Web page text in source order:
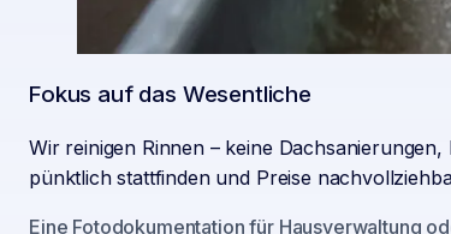
Fokus auf das Wesentliche
Wir reinigen Rinnen – keine
pünktlich stattfinden und Preise
Eine Fotodokumentation für Hausverwaltung